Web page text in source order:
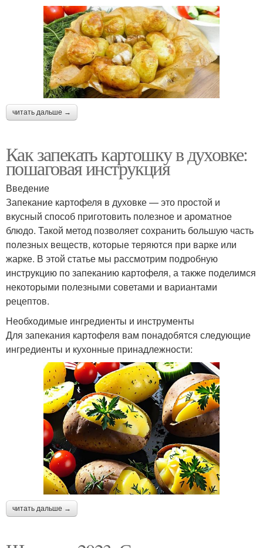
читать дальше →
Как запекать картошку в духовке:
пошаговая инструкция
Введение
Запекание картофеля в духовке — это простой и
вкусный способ приготовить полезное и ароматное
блюдо. Такой метод позволяет сохранить большую часть
полезных веществ, которые теряются при варке или
жарке. В этой статье мы рассмотрим подробную
инструкцию по запеканию картофеля, а также поделимся
некоторыми полезными советами и вариантами
рецептов.
Необходимые ингредиенты и инструменты
Для запекания картофеля вам понадобятся следующие
ингредиенты и кухонные принадлежности:
читать дальше →